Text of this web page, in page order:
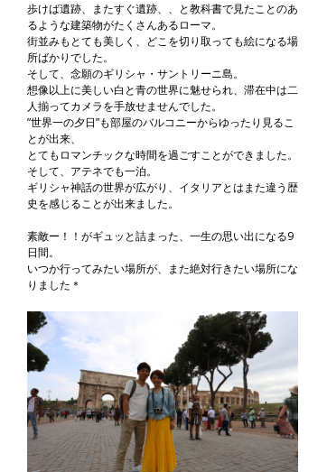
歩けば遺跡、またすぐ遺跡、、と教科書で見たことのあ
るような建築物がたくさんあるローマ。
街並みもとても美しく、どこを切り取っても絵になる場
所ばかりでした。
そして、念願のギリシャ・サントリーニ島。
想像以上に美しい白と青の世界に魅せられ、滞在中は二
人揃ってカメラを手放せませんでした。
”世界一の夕日”も部屋のバルコニーからゆったり見るこ
とが出来、
とてもロマンチックな時間を過ごすことができました。
そして、アテネでも一泊。
ギリシャ神話の世界が広がり、イタリアとはまた違う歴
史を感じることが出来ました。
素敵ー！！がギュッと詰まった、一生の思い出になる9
日間。
いつか行ってみたい場所が、また絶対行きたい場所にな
りました＊